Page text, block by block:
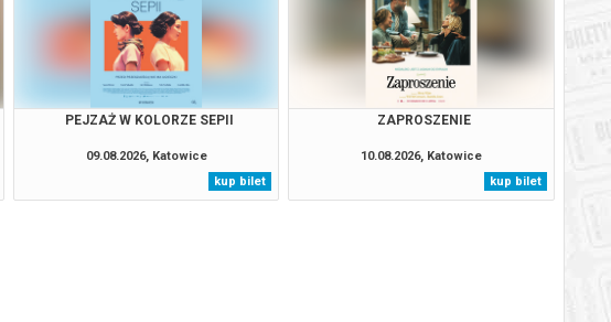
PEJZAŻ W KOLORZE SEPII
09.08.2026, Katowice
kup bilet
ZAPROSZENIE
10.08.2026, Katowice
kup bilet